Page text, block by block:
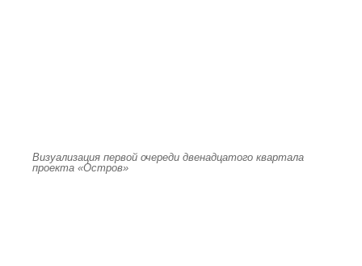
Визуализация первой очереди двенадцатого квартала
проекта «Остров»